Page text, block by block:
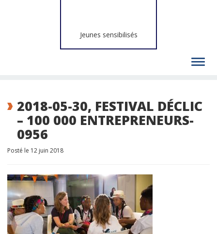
Jeunes sensibilisés
2018-05-30, FESTIVAL DÉCLIC
– 100 000 ENTREPRENEURS-
0956
Posté le 12 juin 2018